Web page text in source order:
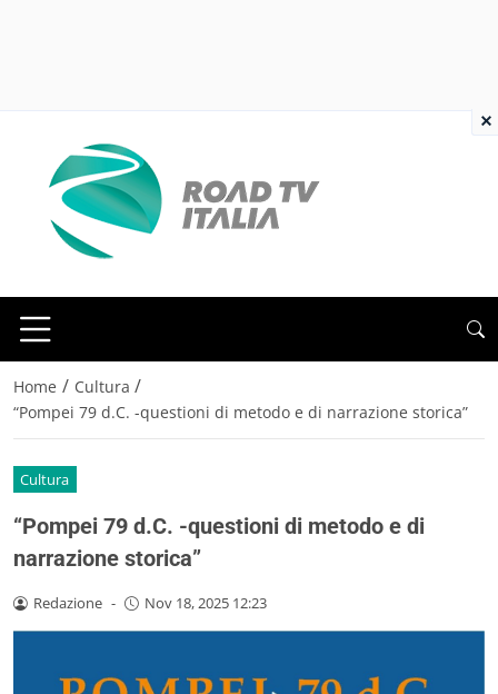
Home / Cultura /
“Pompei 79 d.C. -questioni di metodo e di narrazione storica”
Cultura
“Pompei 79 d.C. -questioni di metodo e di
narrazione storica”
Redazione - Nov 18, 2025 12:23
×